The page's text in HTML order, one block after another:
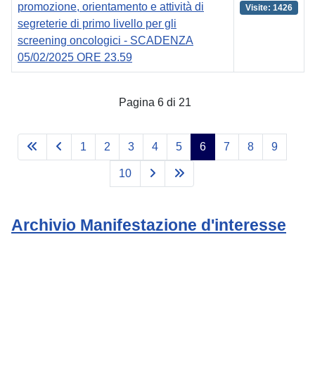
promozione, orientamento e attività di
segreterie di primo livello per gli
screening oncologici - SCADENZA
05/02/2025 ORE 23.59
Visite: 1426
Pagina 6 di 21
1 2 3 4 5 6 7 8 9
10
Archivio Manifestazione d'interesse